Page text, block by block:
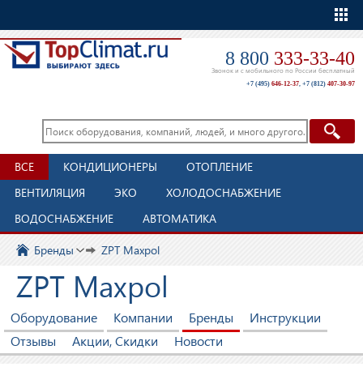
8 800 333-33-40
Звонок и с мобильного по России бесплатный
+7 (495) 646-12-37, +7 (812) 407-30-97
ВСЕ КОНДИЦИОНЕРЫ
ОТОПЛЕНИЕ
ВЕНТИЛЯЦИЯ
ЭКО
ХОЛОДОСНАБЖЕНИЕ
ВОДОСНАБЖЕНИЕ
АВТОМАТИКА
Бренды ZPT Maxpol
ZPT Maxpol
Оборудование Компании Бренды
Инструкции
Отзывы
Акции, Скидки Новости